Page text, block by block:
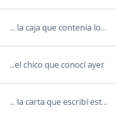
... la caja que contenía los diamantes
...el chico que conocí ayer
... la carta que escribí esta mañana